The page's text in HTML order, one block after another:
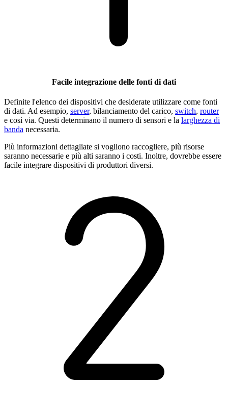
Facile integrazione delle fonti di dati
Definite l'elenco dei dispositivi che desiderate utilizzare come fonti
di dati. Ad esempio, server, bilanciamento del carico, switch, router
e così via. Questi determinano il numero di sensori e la larghezza di
banda necessaria.
Più informazioni dettagliate si vogliono raccogliere, più risorse
saranno necessarie e più alti saranno i costi. Inoltre, dovrebbe essere
facile integrare dispositivi di produttori diversi.